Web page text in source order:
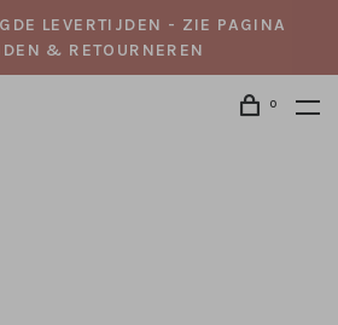
LEVERTIJDEN - ZIE PAGINA
& RETOURNEREN
0